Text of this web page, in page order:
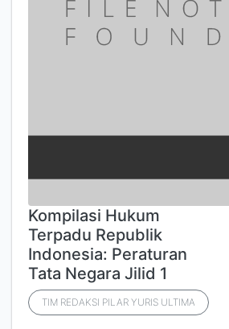
Kompilasi Hukum
Terpadu Republik
Indonesia: Peraturan
Tata Negara Jilid 1
TIM REDAKSI PILAR YURIS ULTIMA